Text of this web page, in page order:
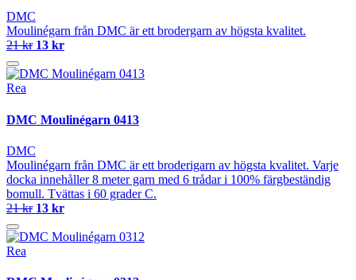
DMC
Moulinégarn från DMC är ett brodergarn av högsta kvalitet.
21 kr 13 kr
Rea
DMC Moulinégarn 0413
DMC
Moulinégarn från DMC är ett broderigarn av högsta kvalitet. Varje
docka innehåller 8 meter garn med 6 trådar i 100% färgbeständig
bomull. Tvättas i 60 grader C.
21 kr 13 kr
Rea